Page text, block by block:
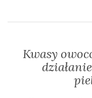
Kwasy